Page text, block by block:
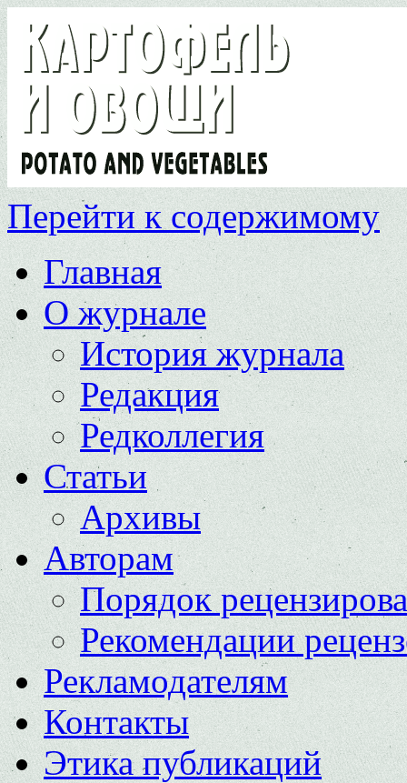
Перейти к содержимому
Главная
О журнале
История журнала
Редакция
Редколлегия
Статьи
Архивы
Авторам
Порядок
Рекомендации
Рекламодателям
Контакты
Этика публикаций